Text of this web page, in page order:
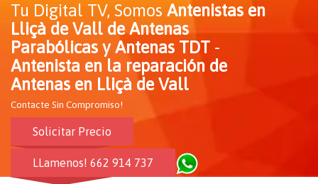
Tu Digital TV, Somos Antenistas en
Lliçà de Vall de Antenas
Parabólicas y Antenas TDT -
Antenista en la reparación de
Antenas en Lliçà de Vall
Contacte Sin Compromiso!
Solicitar Precio
LLamenos! 662 914 737